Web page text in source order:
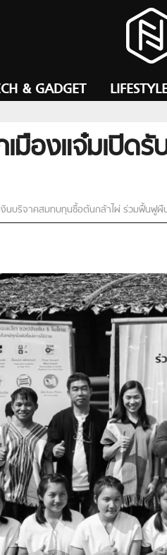
& GADGET
มืองแจ๋มเปิด
นบริจาคสมทบทุนซื้อต้นกล้าไผ่ ร่วมฟื้นฟูผื